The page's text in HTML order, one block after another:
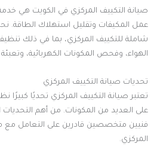
صيانة التكييف المركزي في الكويت هي
عمل المكيفات وتقليل استهلاك الطاقة.
شاملة للتكييف المركزي، بما في ذلك
الهواء، وفحص المكونات الكهربائية، وتعبئة
تحديات صيانة التكييف المركزي
تعتبر صيانة التكييف المركزي تحديًا كبيرًا
على العديد من المكونات. من أهم التحديات
فنيين متخصصين قادرين على التعامل مع
المركزي.